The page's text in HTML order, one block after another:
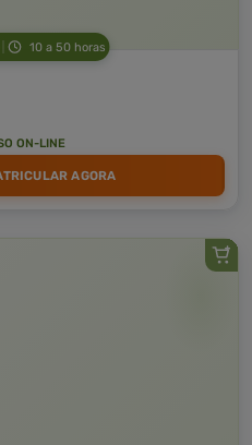
10 a 50 horas
ON-LINE
AGORA